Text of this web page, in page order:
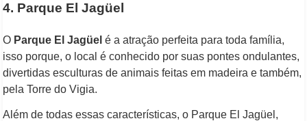
4. Parque El Jagüel
O Parque El Jagüel é a atração perfeita para toda família,
isso porque, o local é conhecido por suas pontes ondulantes,
divertidas esculturas de animais feitas em madeira e também,
pela Torre do Vigia.
Além de todas essas características, o Parque El Jagüel,